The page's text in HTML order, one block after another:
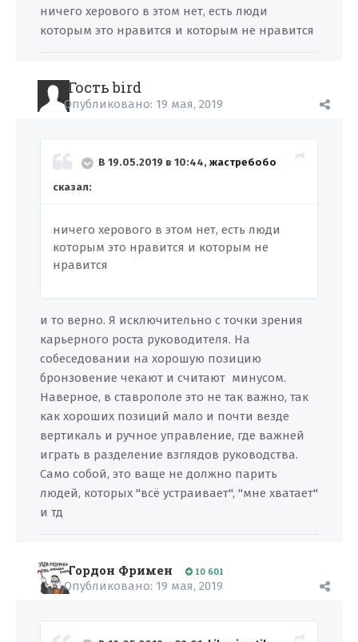
ничего херового в этом нет, есть люди
которым это нравится и которым не нравится
Гость bird
Опубликовано: 19 мая, 2019
В 19.05.2019 в 10:44, жастребобо
сказал:
ничего херового в этом нет, есть люди
которым это нравится и которым не
нравится
и то верно. Я исключительно с точки зрения
карьерного роста руководителя. На
собеседовании на хорошую позицию
бронзовение чекают и считают минусом.
Наверное, в ставрополе это не так важно, так
как хороших позиций мало и почти везде
вертикаль и ручное управление, где важней
играть в разделение взглядов руководства.
Само собой, это ваще не должно парить
людей, которых "всё устраивает", "мне хватает"
и тд
Гордон Фримен 10 601
Опубликовано: 19 мая, 2019